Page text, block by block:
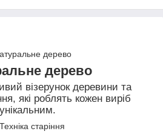
дерево
візерунок деревини та
які роблять кожен виріб
унікальним.